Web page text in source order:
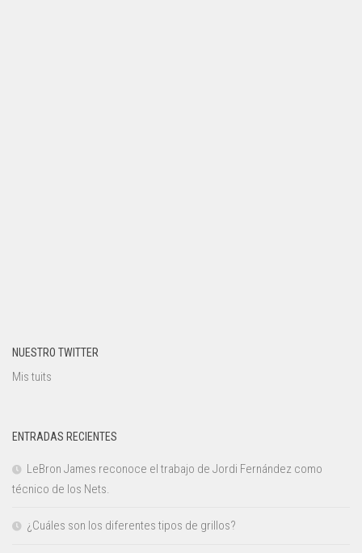
NUESTRO TWITTER
Mis tuits
ENTRADAS RECIENTES
LeBron James reconoce el trabajo de Jordi Fernández como
técnico de los Nets.
¿Cuáles son los diferentes tipos de grillos?